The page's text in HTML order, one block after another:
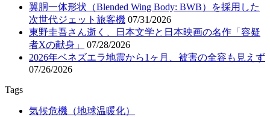
翼胴一体形状（Blended Wing Body: BWB）を採用した
次世代ジェット旅客機 07/31/2026
東野圭吾さん逝く、日本文学と日本映画の名作「容疑
者Xの献身」
07/28/2026
2026年ベネズエラ地震から1ヶ月、被害の全容も見えず
07/26/2026
Tags
気候危機（地球温暖化）